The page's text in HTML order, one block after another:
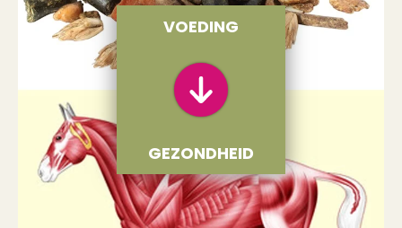
VOEDING
GEZONDHEID